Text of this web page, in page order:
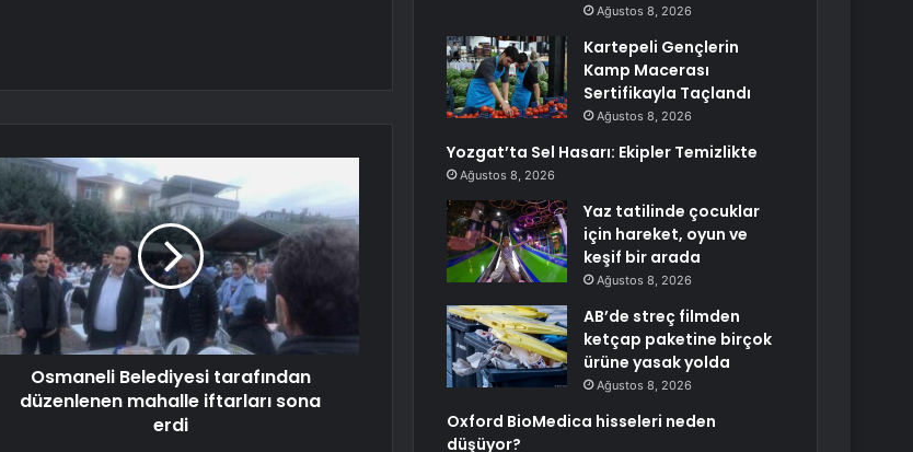
Osmaneli Belediyesi tarafından
düzenlenen mahalle iftarları sona
erdi
Ağustos 8, 2026
Kartepeli Gençlerin
Kamp Macerası
Sertifikayla Taçlandı
Ağustos 8, 2026
Yozgat’ta Sel Hasarı: Ekipler Temizlikte
Ağustos 8, 2026
Yaz tatilinde çocuklar
için hareket, oyun ve
keşif bir arada
Ağustos 8, 2026
AB’de streç filmden
ketçap paketine birçok
ürüne yasak yolda
Ağustos 8, 2026
Oxford BioMedica hisseleri neden
düşüyor?